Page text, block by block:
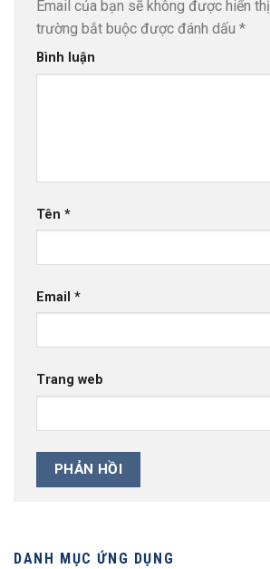
DANH MỤC ỨNG DỤNG
Email của bạn sẽ không được hiển
trường bắt buộc được đánh dấu *
Bình luận
Tên *
Email *
Trang web